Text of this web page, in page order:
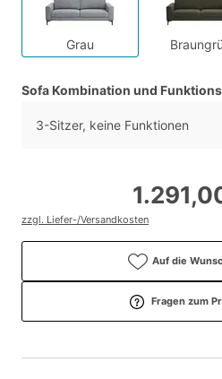
Grau
Sofa Kombination und
3-Sitzer, keine Funktionen
zzgl. Liefer-/Versandkosten
Auf die
Fragen zum